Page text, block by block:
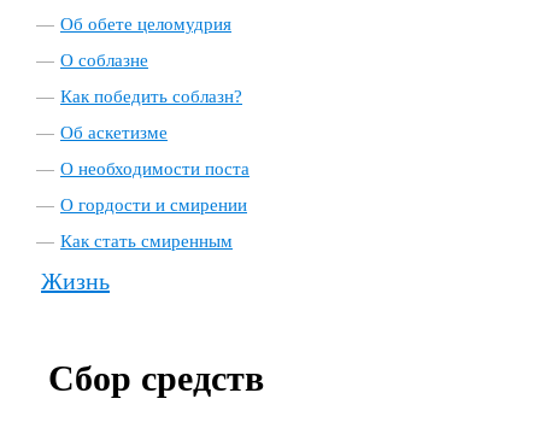
Об обете целомудрия
О соблазне
Как победить соблазн?
Об аскетизме
О необходимости поста
О гордости и смирении
Как стать смиренным
Жизнь
Сбор средств